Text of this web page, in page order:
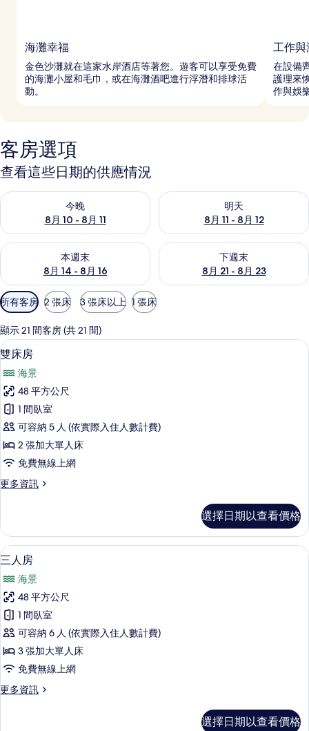
海灘幸福
金色沙灘就在這家水岸酒店等著您。遊客可以享受免費
的海灘小屋和毛巾，或在海灘酒吧進行浮潛和排球活
動。
工作
在設備
護理來
作與娛
客房選項
查看這些日期的供應情況
今晚
8月 10 - 8月 11
查看今晚 (8月 10 - 8月 11) 的供應情況
明天
8月 11 - 8月 12
查看明天 (8月 11 - 8月 12) 的供
本週末
8月 14 - 8月 16
查看本週末 (8月 14 - 8月 16) 的供應情況
下週末
8月 21 - 8月 23
查看下週末 (8月 21 - 8月 23)
可
用
的
客
房
篩
選
條
件
所有客房 2 張床 3 張床以上 1 張床
顯示 21 間客房 (共 21 間)
顯
示
雙
床
房
的
所
有
相
客房內保險箱、書桌、免費無線上網、
12
雙床房
海景
48 平方公尺
1 間臥室
可容納 5 人 (依實際入住人數計費)
2 張加大單人床
免費無線上網
更多資訊
更
房
的
詳
選擇日期以查看價格
顯
示
三
人
房
的
所
有
相
客房內保險箱、書桌、免費無線上網、
13
三人房
海景
48 平方公尺
1 間臥室
可容納 6 人 (依實際入住人數計費)
3 張加大單人床
免費無線上網
更多資訊
更
選擇日期以查看價格